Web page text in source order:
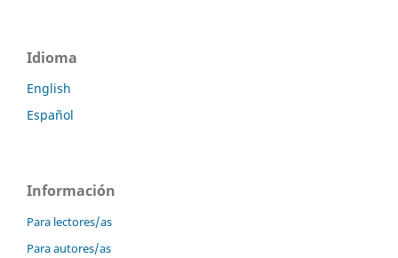
Idioma
English
Español
Información
Para lectores/as
Para autores/as